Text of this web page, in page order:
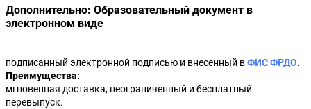
19
🔥 Практическое задание с использованием
Тренажера ЕИС*: Электронное актирование
5
Подписание контракта на ЭТП (РТС-Тендер, ТЭК-Торг,
ЗаказРФ)
6
Направление протокола разногласий на ЭТП (РТС-
Тендер, Росэлторг, ТЭК-Торг, ЗаказРФ)
Дополнительно: Образовательный документ в
электронном виде
подписанный электронной подписью и внесенный вФИС ФРДО.
Преимущества:
мгновенная доставка, неограниченный и бесплатный
перевыпуск.